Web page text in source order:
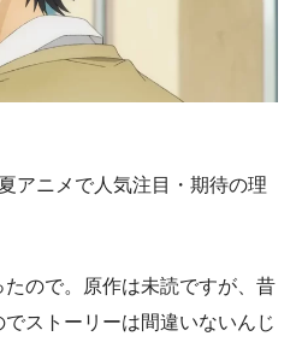
アニメで人気注目・期待の理
たので。原作は未読ですが、昔
ストーリーは間違いないんじ